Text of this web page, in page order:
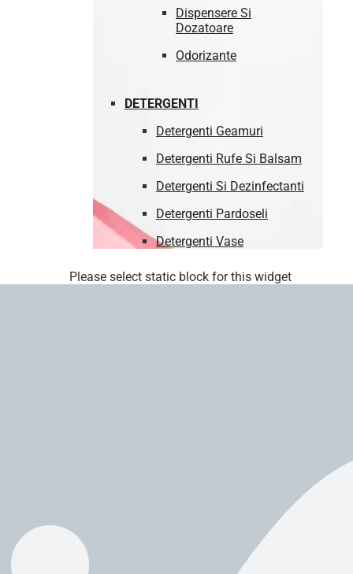
Dispensere Si
Dozatoare
Odorizante
DETERGENTI
Detergenti Geamuri
Detergenti Rufe Si Balsam
Detergenti Si Dezinfectanti
Detergenti Pardoseli
Detergenti Vase
Please select static block for this widget